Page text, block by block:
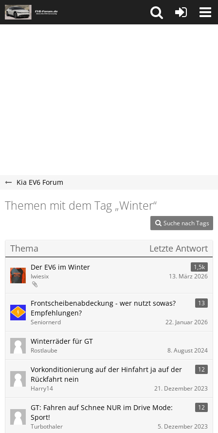
Kia EV6 Forum
Themen mit dem Tag „Winter“
Suche nach Tags
Thema Letzte Antwort
Der EV6 im Winter
1,5k
Iwiesix
13. März 2026
Frontscheibenabdeckung - wer nutzt sowas?
Empfehlungen?
13
Seniornerd 22. Januar 2026
Winterräder für GT
Rostlaube 8. August 2024
Vorkonditionierung auf der Hinfahrt ja auf der
Rückfahrt nein
12
Harry14 21. Dezember 2023
GT: Fahren auf Schnee NUR im Drive Mode:
Sport!
12
Turbothaler 5. Dezember 2023